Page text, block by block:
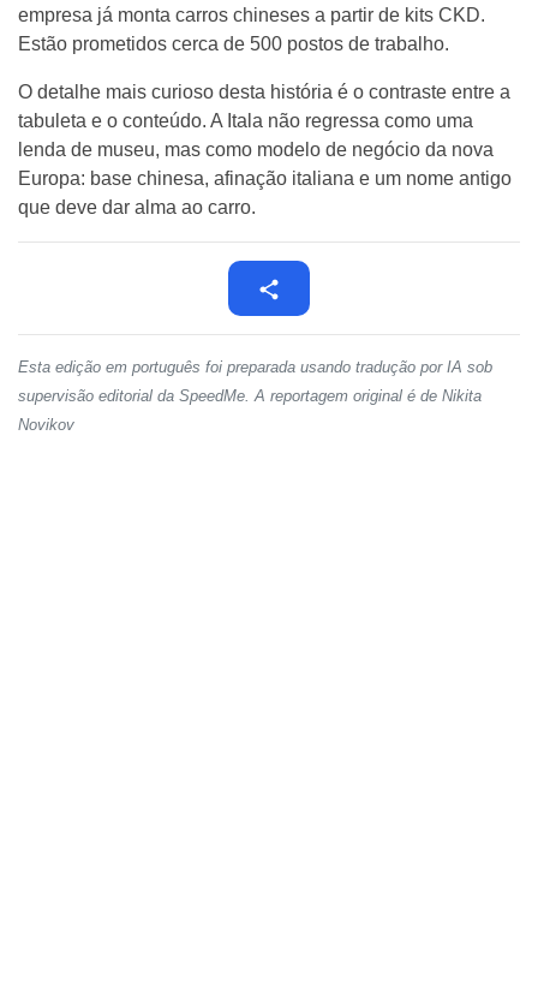
empresa já monta carros chineses a partir de kits CKD.
Estão prometidos cerca de 500 postos de trabalho.
O detalhe mais curioso desta história é o contraste entre a
tabuleta e o conteúdo. A Itala não regressa como uma
lenda de museu, mas como modelo de negócio da nova
Europa: base chinesa, afinação italiana e um nome antigo
que deve dar alma ao carro.
Esta edição em português foi preparada usando tradução por IA sob
supervisão editorial da SpeedMe. A reportagem original é de Nikita
Novikov